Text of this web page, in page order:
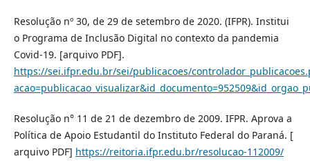
Resolução nº 30, de 29 de setembro de 2020. (IFPR). Institui
o Programa de Inclusão Digital no contexto da pandemia
Covid-19. [arquivo PDF].
https://sei.ifpr.edu.br/sei/publicacoes/
Resolução n° 11 de 21 de dezembro de 2009. IFPR. Aprova a
Política de Apoio Estudantil do Instituto Federal do Paraná. [
arquivo PDF] https://reitoria.ifpr.edu.br/resolucao-112009/